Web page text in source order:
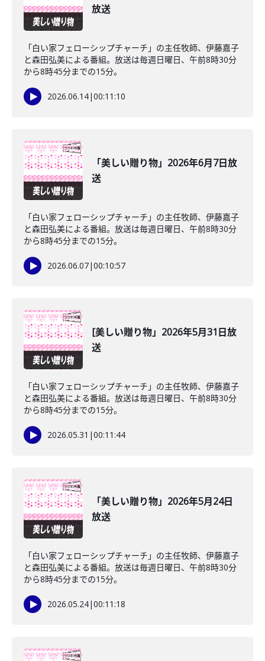
放送
「白い家フェローシップチャーチ」の主任牧師、伊藤嘉子
と森田弘美による番組。放送は毎週日曜日、午前8時30分
から8時45分までの15分。
2026.06.14|00:11:10
「美しい贈り物」2026年6月7日放
送
「白い家フェローシップチャーチ」の主任牧師、伊藤嘉子
と森田弘美による番組。放送は毎週日曜日、午前8時30分
から8時45分までの15分。
2026.06.07|00:10:57
[美しい贈り物」2026年5月31日放
送
「白い家フェローシップチャーチ」の主任牧師、伊藤嘉子
と森田弘美による番組。放送は毎週日曜日、午前8時30分
から8時45分までの15分。
2026.05.31 |00:11:44
「美しい贈り物」2026年5月24日
放送
「白い家フェローシップチャーチ」の主任牧師、伊藤嘉子
と森田弘美による番組。放送は毎週日曜日、午前8時30分
から8時45分までの15分。
2026.05.24|00:11:18